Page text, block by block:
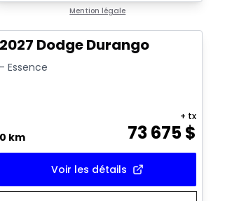
Mention légale
2027 Dodge Durango
- Essence
0 km 73 675$
+ tx
Voir les détails